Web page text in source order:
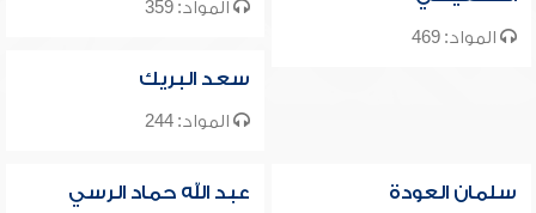
المواد: 469
المواد: 359
سعد البريك
المواد: 244
سلمان العودة عبد الله حماد الرسي